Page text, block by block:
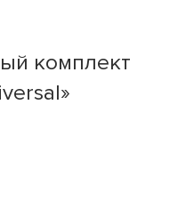
комплект